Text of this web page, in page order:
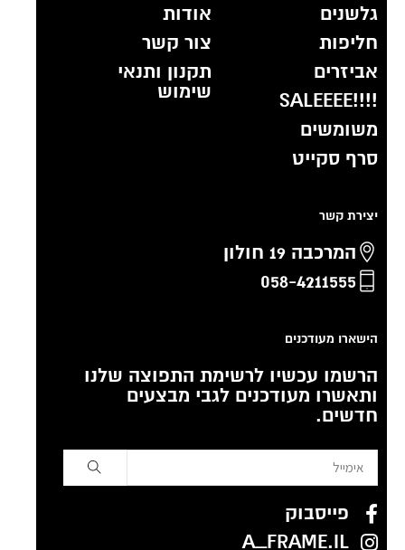
גלשנים
חליפות
אביזרים
!!!!SALEEEE
משומשים
סרף סקייט
אודות
צור קשר
תקנון ותנאי
שימוש
יצירת קשר
המרכבה 19 חולון
058-4211555
הישארו מעודכנים
הרשמו עכשיו לרשימת התפוצה שלנו
ותאשרו מעודכנים לגבי מבצעים
חדשים.
פייסבוק
A_FRAME.IL